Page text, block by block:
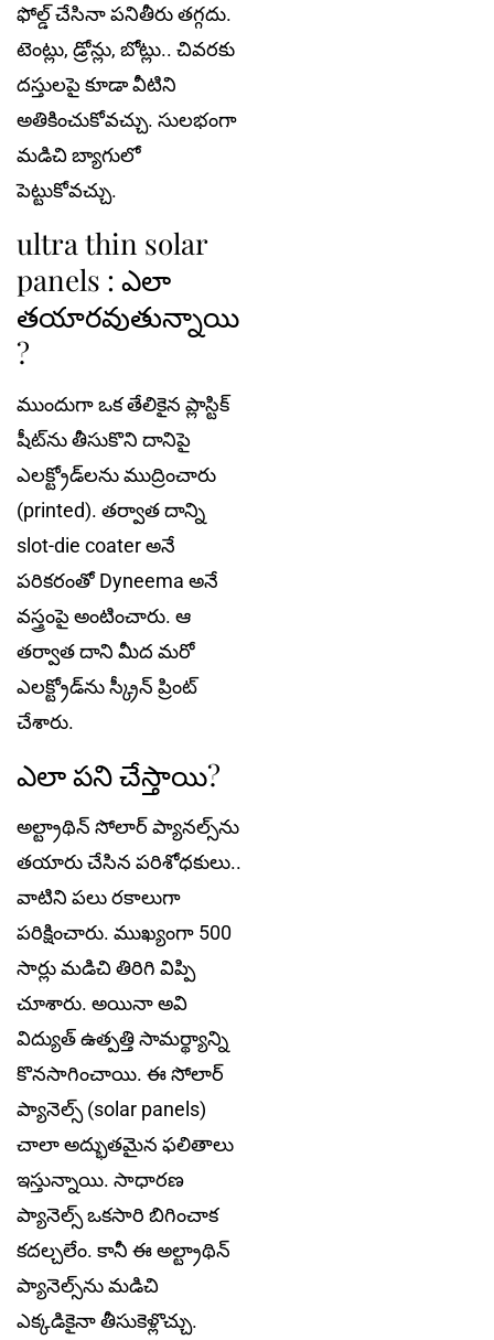
ఫోల్డ్ చేసినా ప‌నితీరు త‌గ్గ‌దు.
టెంట్లు, డ్రోన్లు, బోట్లు.. చివ‌ర‌కు
ద‌స్తులపై కూడా వీటిని
అతికించుకోవ‌చ్చు. సుల‌భంగా
మ‌డిచి బ్యాగులో
పెట్టుకోవ‌చ్చు.
ultra thin solar
panels : ఎలా
తయారవుతున్నాయి
?
ముందుగా ఒక తేలికైన ప్లాస్టిక్‌
షీట్‌ను తీసుకొని దానిపై
ఎలక్ట్రోడ్‌లను ముద్రించారు
(printed). తర్వాత దాన్ని
slot-die coater అనే
పరికరంతో Dyneema అనే
వ‌స్త్రంపై అంటించారు. ఆ
త‌ర్వాత దాని మీద మరో
ఎలక్ట్రోడ్‌ను స్క్రీన్ ప్రింట్
చేశారు.
ఎలా ప‌ని చేస్తాయి?
అల్ట్రాథిన్ సోలార్‌ ప్యానల్స్‌ను
త‌యారు చేసిన పరిశోధకులు..
వాటిని ప‌లు ర‌కాలుగా
ప‌రిక్షించారు. ముఖ్యంగా 500
సార్లు మడిచి తిరిగి విప్పి
చూశారు. అయినా అవి
విద్యుత్ ఉత్పత్తి సామర్థ్యాన్ని
కొనసాగించాయి. ఈ సోలార్
ప్యానెల్స్ (solar panels)
చాలా అద్భుతమైన ఫలితాలు
ఇస్తున్నాయి. సాధారణ
ప్యానెల్స్‌ ఒకసారి బిగించాక
కదల్చలేం. కానీ ఈ అల్ట్రాథిన్
ప్యానెల్స్‌ను మడిచి
ఎక్క‌డికైనా తీసుకెళ్లొచ్చు.